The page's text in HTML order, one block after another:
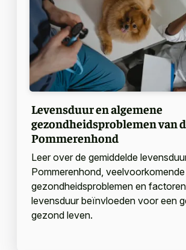
Levensduur en algemene
gezondheidsproblemen van
Pommerenhond
Leer over de gemiddelde
Pommerenhond, veelvoorkomende
gezondheidsproblemen en
levensduur beïnvloeden voor een
gezond leven.